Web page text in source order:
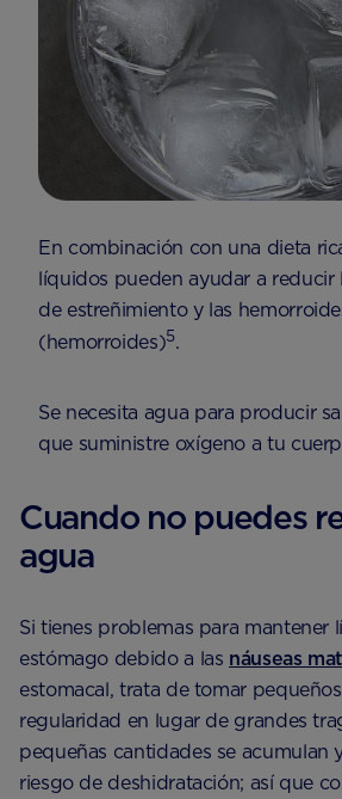
En combinación con una dieta
líquidos pueden ayudar a reducir
de estreñimiento y las
(hemorroides)5.
Se necesita agua para producir
que suministre oxígeno a tu
Cuando no puedes
agua
Si tienes problemas para mantener
estómago debido a las náuseas
estomacal, trata de tomar
regularidad en lugar de grandes
pequeñas cantidades se acumulan
riesgo de deshidratación; así que